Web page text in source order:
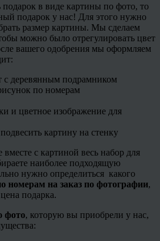
в виде картины по фото, то
подарок у нас! Для этого нужно
размер картины. Мы сделаем
можно было отрегулировать цвет
вашего одобрения мы оформляем
с деревянным подрамником
по номерам
и цветное изображение для
картину на стенку
вместе с картиной весь набор для
наиболее подходящую
нужно определиться какого
номерам на заказ по фотографии,
подарка.
фото, которую вы приобрели у нас,